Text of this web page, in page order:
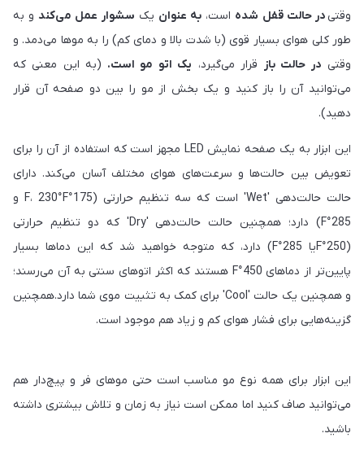
وقتی درحالت قفل شده است، به عنوان یک سشوار عمل می‌کند و به
طور کلی هوای بسیار قوی (با شدت بالا و دمای کم) را به موها می‌دمد. و
وقتی در حالت باز قرار می‌گیرد، یک اتو مو است. (به این معنی که
می‌توانید آن را باز کنید و یک بخش از مو را بین دو صفحه آن قرار
دهید).
این ابزار به یک صفحه نمایش LED مجهز است که استفاده از آن را برای
تعویض بین حالت‌ها و سرعت‌های هوای مختلف آسان می‌کند. دارای
حالت حالت‌دهی 'Wet' است که سه تنظیم حرارتی (175°F، 230°F و
285°F) دارد؛ همچنین حالت حالت‌دهی 'Dry' که دو تنظیم حرارتی
(250°Fیا 285°F) دارد، که متوجه خواهید شد که این دماها بسیار
پایین‌تر از دماهای 450°F هستند که اکثر اتوهای سنتی به آن می‌رسند؛
و همچنین یک حالت 'Cool' برای کمک به تثبیت موی شما دارد.همچنین
گزینه‌هایی برای فشار هوای کم و زیاد هم موجود است.
این ابزار برای همه نوع مو مناسب است حتی موهای فر و پیچ‌دار هم
می‌توانید صاف کنید اما ممکن است نیاز به زمان و تلاش بیشتری داشته
باشید.